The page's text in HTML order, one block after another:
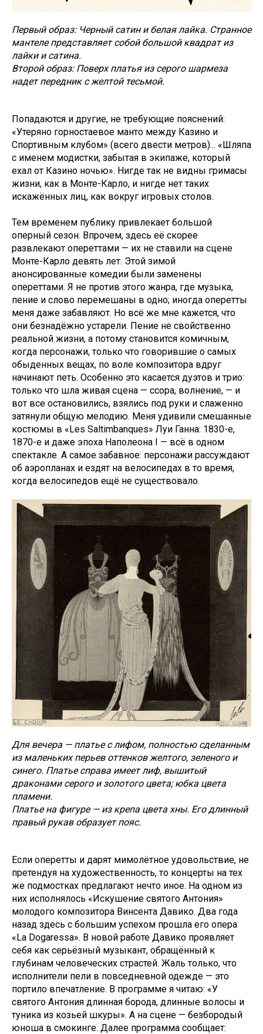
Первый образ: Черный сатин и белая лайка. Странное
мантеле представляет собой большой квадрат из
лайки и сатина.
Второй образ: Поверх платья из серого шармеза
надет передник с желтой тесьмой.
Попадаются и другие, не требующие пояснений:
«Утеряно горностаевое манто между Казино и
Спортивным клубом» (всего двести метров)... «Шляпа
с именем модистки, забытая в экипаже, который
ехал от Казино ночью». Нигде так не видны гримасы
жизни, как в Монте-Карло, и нигде нет таких
искажённых лиц, как вокруг игровых столов.
Тем временем публику привлекает большой
оперный сезон. Впрочем, здесь её скорее
развлекают опереттами — их не ставили на сцене
Монте-Карло девять лет. Этой зимой
анонсированные комедии были заменены
опереттами. Я не против этого жанра, где музыка,
пение и слово перемешаны в одно; иногда оперетты
меня даже забавляют. Но всё же мне кажется, что
они безнадёжно устарели. Пение не свойственно
реальной жизни, а потому становится комичным,
когда персонажи, только что говорившие о самых
обыденных вещах, по воле композитора вдруг
начинают петь. Особенно это касается дуэтов и трио:
только что шла живая сцена — ссора, волнение, — и
вот все остановились, взялись под руки и слаженно
затянули общую мелодию. Меня удивили смешанные
костюмы в «Les Saltimbanques» Луи Ганна: 1830-е,
1870-е и даже эпоха Наполеона I — всё в одном
спектакле. А самое забавное: персонажи рассуждают
об аэропланах и ездят на велосипедах в то время,
когда велосипедов ещё не существовало.
Для вечера — платье с лифом, полностью сделанным
из маленьких перьев оттенков желтого, зеленого и
синего. Платье справа имеет лиф, вышитый
драконами серого и золотого цвета; юбка цвета
пламени.
Платье на фигуре — из крепа цвета хны. Его длинный
правый рукав образует пояс.
Если оперетты и дарят мимолётное удовольствие, не
претендуя на художественность, то концерты на тех
же подмостках предлагают нечто иное. На одном из
них исполнялось «Искушение святого Антония»
молодого композитора Винсента Давико. Два года
назад здесь с большим успехом прошла его опера
«La Dogaressa». В новой работе Давико проявляет
себя как серьёзный музыкант, обращённый к
глубинам человеческих страстей. Жаль только, что
исполнители пели в повседневной одежде — это
портило впечатление. В программе я читаю: «У
святого Антония длинная борода, длинные волосы и
туника из козьей шкуры». А на сцене — безбородый
юноша в смокинге. Далее программа сообщает: